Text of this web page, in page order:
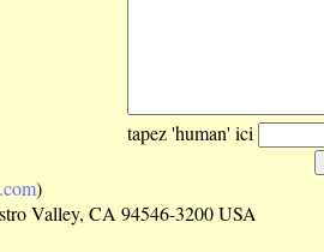
tapez 'human' ici
)
Valley, CA 94546-3200 USA